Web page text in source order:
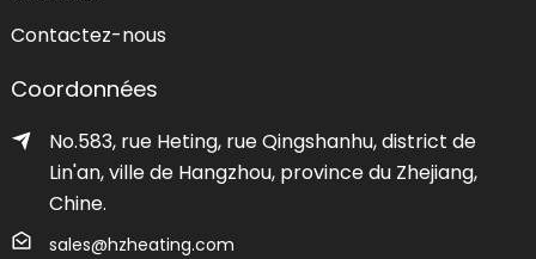
Contactez-nous
Coordonnées
No.583, rue Heting, rue Qingshanhu, district de
Lin'an, ville de Hangzhou, province du Zhejiang,
Chine.
sales@hzheating.com